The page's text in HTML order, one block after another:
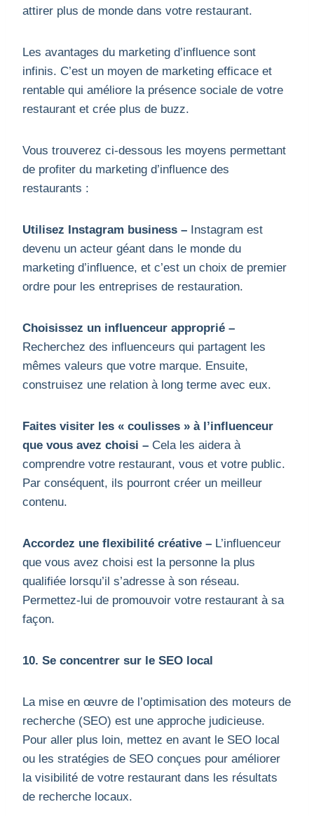
attirer plus de monde dans votre restaurant.
Les avantages du marketing d’influence sont
infinis. C’est un moyen de marketing efficace et
rentable qui améliore la présence sociale de votre
restaurant et crée plus de buzz.
Vous trouverez ci-dessous les moyens permettant
de profiter du marketing d’influence des
restaurants :
Utilisez Instagram business – Instagram est
devenu un acteur géant dans le monde du
marketing d’influence, et c’est un choix de premier
ordre pour les entreprises de restauration.
Choisissez un influenceur approprié –
Recherchez des influenceurs qui partagent les
mêmes valeurs que votre marque. Ensuite,
construisez une relation à long terme avec eux.
Faites visiter les « coulisses » à l’influenceur
que vous avez choisi – Cela les aidera à
comprendre votre restaurant, vous et votre public.
Par conséquent, ils pourront créer un meilleur
contenu.
Accordez une flexibilité créative – L’influenceur
que vous avez choisi est la personne la plus
qualifiée lorsqu’il s’adresse à son réseau.
Permettez-lui de promouvoir votre restaurant à sa
façon.
10. Se concentrer sur le SEO local
La mise en œuvre de l’optimisation des moteurs de
recherche (SEO) est une approche judicieuse.
Pour aller plus loin, mettez en avant le SEO local
ou les stratégies de SEO conçues pour améliorer
la visibilité de votre restaurant dans les résultats
de recherche locaux.